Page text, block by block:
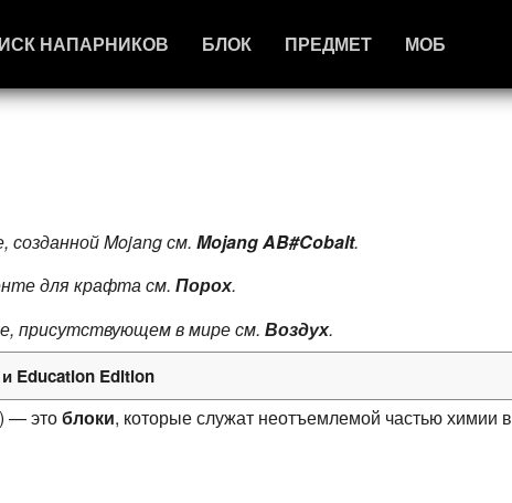
НАПАРНИКОВ БЛОК ПРЕДМЕТ МОБ
Mojang см. Mojang AB#Cobalt.
для крафта см. Порох.
присутствующем в мире см. Воздух.
Education Edition
) — этоблоки, которые служат неотъемлемой частью химии в